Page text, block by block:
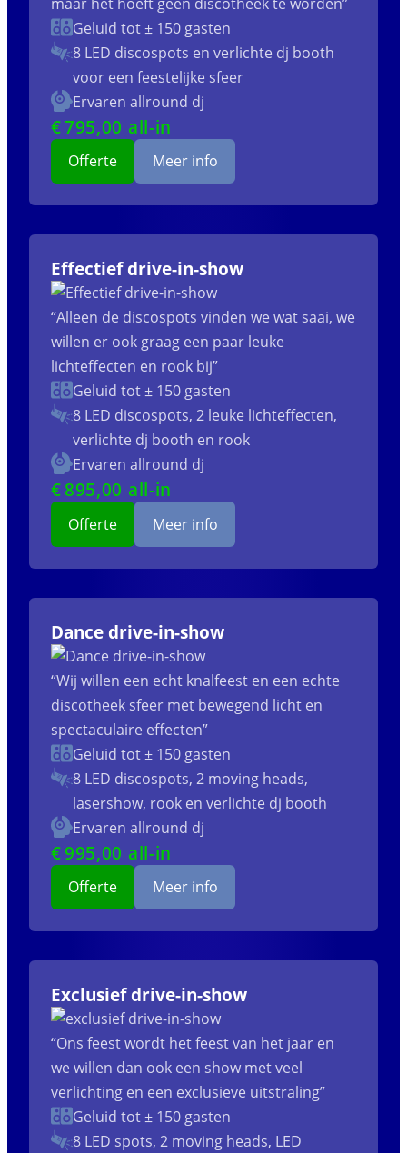
Geluid tot ± 150 gasten
8 LED discospots en verlichte dj booth
voor een feestelijke sfeer
Ervaren allround dj
€795,00 all-in
Offerte Meer info
Effectief drive-in-show
“Alleen de discospots vinden we wat saai, we
willen er ook graag een paar leuke
lichteffecten en rook bij”
Geluid tot ± 150 gasten
8 LED discospots, 2 leuke lichteffecten,
verlichte dj booth en rook
Ervaren allround dj
€895,00 all-in
Offerte Meer info
Dance drive-in-show
“Wij willen een echt knalfeest en een echte
discotheek sfeer met bewegend licht en
spectaculaire effecten”
Geluid tot ± 150 gasten
8 LED discospots, 2 moving heads,
lasershow, rook en verlichte dj booth
Ervaren allround dj
€995,00 all-in
Offerte Meer info
Exclusief drive-in-show
“Ons feest wordt het feest van het jaar en
we willen dan ook een show met veel
verlichting en een exclusieve uitstraling”
Geluid tot ± 150 gasten
8 LED spots, 2 moving heads, LED